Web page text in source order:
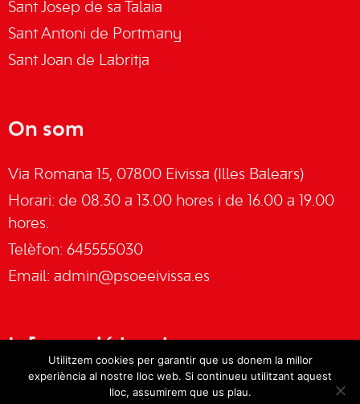
Sant Josep de sa Talaia
Sant Antoni de Portmany
Sant Joan de Labritja
On som
Via Romana 15, 07800 Eivissa (Illes Balears)
Horari: de 08.30 a 13.00 hores i de 16.00 a 19.00
hores.
Telèfon: 645555030
Email: admin@psoeeivissa.es
Informació legal
Utilitzem cookies per garantir que us donem la millor
experiència al nostre lloc web. Si continueu utilitzant aquest
lloc, assumirem que us plau.